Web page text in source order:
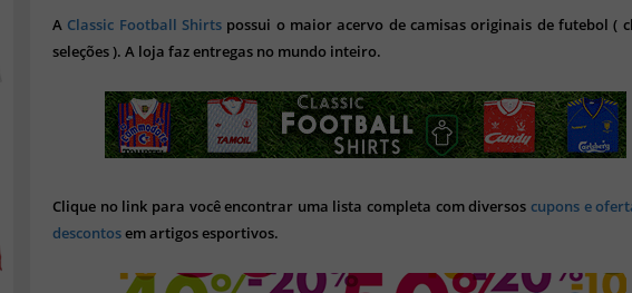
A Classic Football Shirts possui o maior acervo de camisas originais de futebol (
seleções ). A loja faz entregas no mundo inteiro.
Clique no link para você encontrar uma lista completa com diversoscupons e
descontosem artigos esportivos.